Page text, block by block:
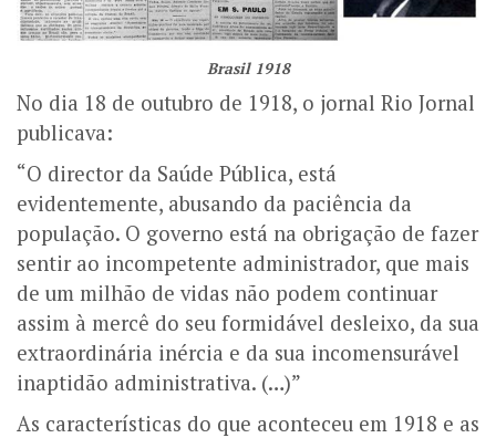
Brasil 1918
No dia 18 de outubro de 1918, o jornal Rio Jornal
publicava:
“O director da Saúde Pública, está
evidentemente, abusando da paciência da
população. O governo está na obrigação de fazer
sentir ao incompetente administrador, que mais
de um milhão de vidas não podem continuar
assim à mercê do seu formidável desleixo, da sua
extraordinária inércia e da sua incomensurável
inaptidão administrativa. (…)”
As características do que aconteceu em 1918 e as